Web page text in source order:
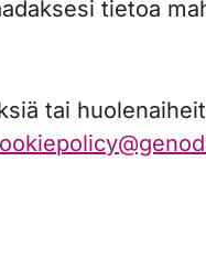
tietoa
tai